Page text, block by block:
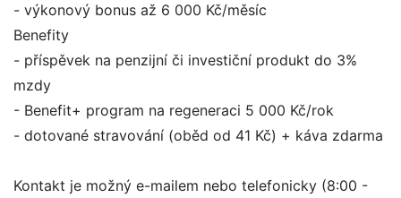
- výkonový bonus až 6 000 Kč/měsíc
Benefity
- příspěvek na penzijní či investiční produkt do 3%
mzdy
- Benefit+ program na regeneraci 5 000 Kč/rok
- dotované stravování (oběd od 41 Kč) + káva zdarma
Kontakt je možný e-mailem nebo telefonicky (8:00 -